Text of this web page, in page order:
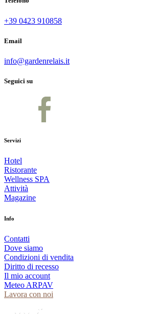
+39 0423 910858
Email
info@gardenrelais.it
Seguici su
Servizi
Hotel
Ristorante
Wellness SPA
Attività
Magazine
Info
Contatti
Dove siamo
Condizioni di vendita
Diritto di recesso
Il mio account
Meteo ARPAV
Lavora con noi